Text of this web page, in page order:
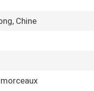
Chine